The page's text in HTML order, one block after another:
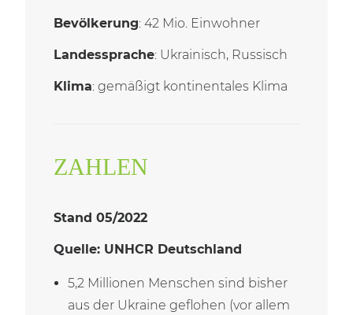
Bevölkerung: 42 Mio. Einwohner
Landessprache: Ukrainisch, Russisch
Klima: gemäßigt kontinentales Klima
ZAHLEN
Stand 05/2022
Quelle: UNHCR Deutschland
5,2 Millionen Menschen sind bisher
aus der Ukraine geflohen (vor allem